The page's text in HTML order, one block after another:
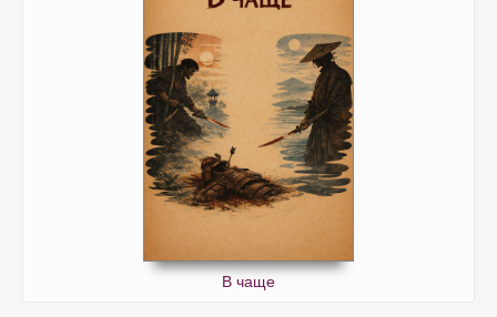
В чаще